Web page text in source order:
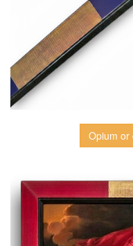
Opium or